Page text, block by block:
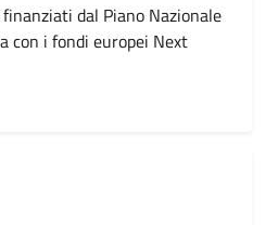
dal Piano Nazionale
con i fondi europei Next